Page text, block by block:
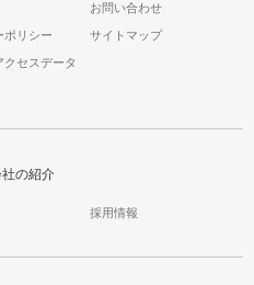
お問い合わせ
ポリシー サイトマップ
クセスデータ
の紹介
採用情報